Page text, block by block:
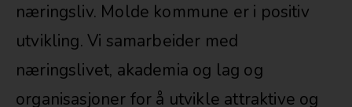
næringsliv. Molde kommune er i positiv
utvikling. Vi samarbeider med
næringslivet, akademia og lag og
organisasjoner for å utvikle attraktive og